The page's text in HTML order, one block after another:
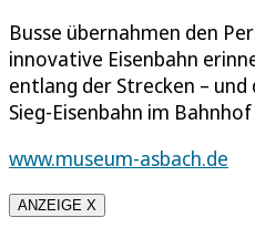
Busse übernahmen den
innovative Eisenbahn
entlang der Strecken – und
Sieg-Eisenbahn im
www.museum-asbach.de
ANZEIGE X